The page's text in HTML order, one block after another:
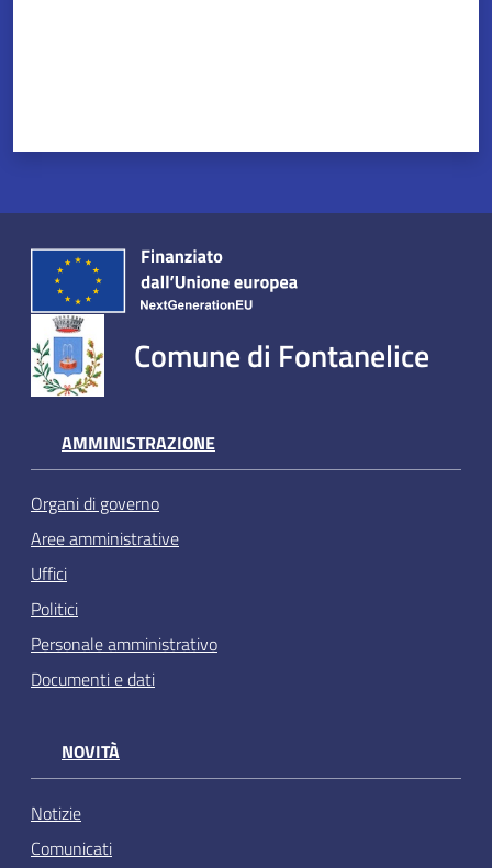
Comune di Fontanelice
AMMINISTRAZIONE
Organi di governo
Aree amministrative
Uffici
Politici
Personale amministrativo
Documenti e dati
NOVITÀ
Notizie
Comunicati